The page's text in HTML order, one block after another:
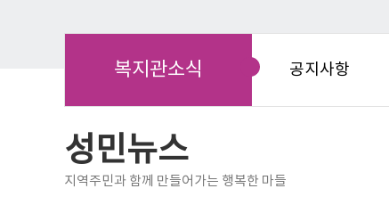
복지관소식 공지사항
성민뉴스
지역주민과 함께 만들어가는 행복한 마들